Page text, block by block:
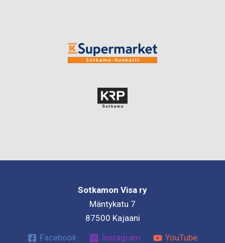
Sotkamon Visa ry
Mäntykatu 7
87500 Kajaani
Facebook
Instagram YouTube